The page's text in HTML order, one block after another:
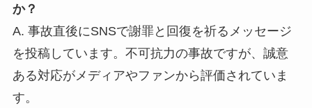
か？
A. 事故直後にSNSで謝罪と回復を祈るメッセージ
を投稿しています。不可抗力の事故ですが、誠意
ある対応がメディアやファンから評価されていま
す。